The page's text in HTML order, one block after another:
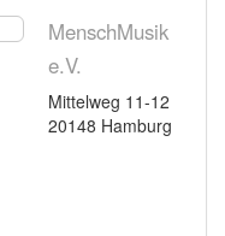
MenschMusik
e.V.
Mittelweg 11-12
20148 Hamburg